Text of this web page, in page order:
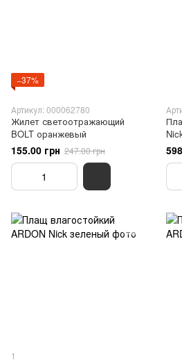
−37%
Артикул: 000062780
Жилет светоотражающий
BOLT оранжевый
155.00 грн 247.00 грн
1